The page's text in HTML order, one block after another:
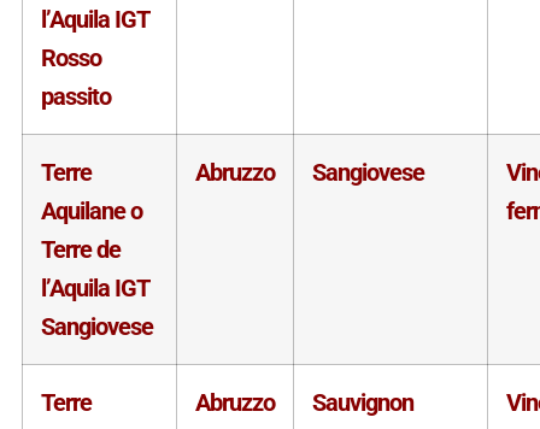
l’Aquila IGT
Rosso
passito
Terre
Aquilane o
Terre de
l’Aquila IGT
Sangiovese
Abruzzo Sangiovese
Terre
Abruzzo Sauvignon